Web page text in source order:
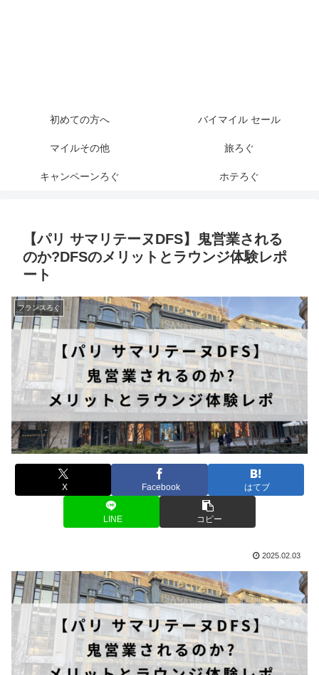
初めての方へ バイマイル セール
マイルその他 旅ろぐ
キャンペーンろぐ ホテろぐ
【パリ サマリテーヌDFS】鬼営業される
のか?DFSのメリットとラウンジ体験レポ
ート
フランスろぐ
X Facebook はてブ
LINE コピー
2025.02.03